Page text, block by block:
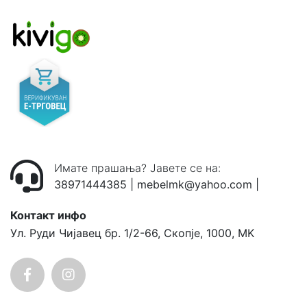
Имате прашања? Јавете се на:
38971444385
mebelmk@yahoo.com
Контакт инфо
Ул. Руди Чијавец бр. 1/2-66, Скопје, 1000, MK